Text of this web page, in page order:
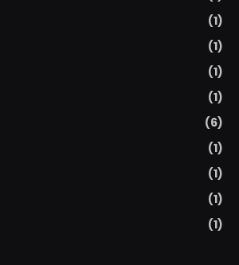
(1)
(1)
(1)
(1)
(6)
(1)
(1)
(1)
(1)